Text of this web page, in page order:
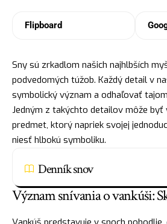
Flipboard
Sny sú zrkadlom našich najhlbších
podvedomých túžob. Každý detail v
symbolický význam a odhaľovať
Jedným z takýchto detailov môže byť
predmet, ktorý napriek svojej
niesť hlbokú symboliku.
Denník snov
Význam snívania o vankúši: